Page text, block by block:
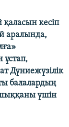
кесіп
аралында,
ұстап,
Дүниежүзілік
балалардың
үшін